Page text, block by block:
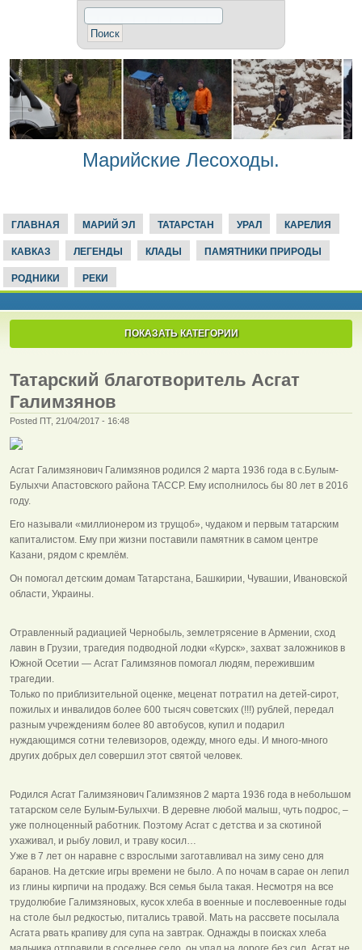
Марийские Лесоходы.
ГЛАВНАЯ МАРИЙ ЭЛ ТАТАРСТАН УРАЛ КАРЕЛИЯ
КАВКАЗ ЛЕГЕНДЫ КЛАДЫ ПАМЯТНИКИ ПРИРОДЫ
РОДНИКИ РЕКИ
ПОКАЗАТЬ КАТЕГОРИИ
Татарский благотворитель Асгат
Галимзянов
Posted ПТ, 21/04/2017 - 16:48
Асгат Галимзянович Галимзянов родился 2 марта 1936 года в с.Булым-
Булыхчи Апастовского района ТАССР. Ему исполнилось бы 80 лет в 2016
году.
Его называли «миллионером из трущоб», чудаком и первым татарским
капиталистом. Ему при жизни поставили памятник в самом центре
Казани, рядом с кремлём.
Он помогал детским домам Татарстана, Башкирии, Чувашии, Ивановской
области, Украины.
Отравленный радиацией Чернобыль, землетрясение в Армении, сход
лавин в Грузии, трагедия подводной лодки «Курск», захват заложников в
Южной Осетии — Асгат Галимзянов помогал людям, пережившим
трагедии.
Только по приблизительной оценке, меценат потратил на детей-сирот,
пожилых и инвалидов более 600 тысяч советских (!!!) рублей, передал
разным учреждениям более 80 автобусов, купил и подарил
нуждающимся сотни телевизоров, одежду, много еды. И много-много
других добрых дел совершил этот святой человек.
Родился Асгат Галимзянович Галимзянов 2 марта 1936 года в небольшом
татарском селе Булым-Булыхчи. В деревне любой малыш, чуть подрос, –
уже полноценный работник. Поэтому Асгат с детства и за скотиной
ухаживал, и рыбу ловил, и траву косил…
Уже в 7 лет он наравне с взрослыми заготавливал на зиму сено для
баранов. На детские игры времени не было. А по ночам в сарае он лепил
из глины кирпичи на продажу. Вся семья была такая. Несмотря на все
трудолюбие Галимзяновых, кусок хлеба в военные и послевоенные годы
на столе был редкостью, питались травой. Мать на рассвете посылала
Асгата рвать крапиву для супа на завтрак. Однажды в поисках хлеба